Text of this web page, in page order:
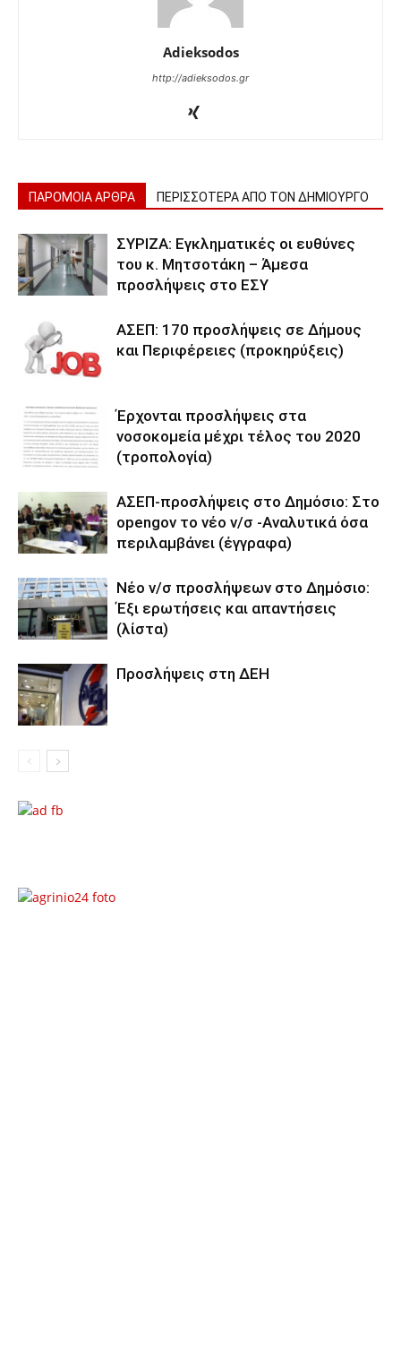
Adieksodos
http://adieksodos.gr
ΠΑΡΟΜΟΙΑ ΑΡΘΡΑ ΠΕΡΙΣΣΟΤΕΡΑ ΑΠΟ ΤΟΝ ΔΗΜΙΟΥΡΓΟ
ΣΥΡΙΖΑ: Εγκληματικές οι ευθύνες
του κ. Μητσοτάκη – Άμεσα
προσλήψεις στο ΕΣΥ
ΑΣΕΠ: 170 προσλήψεις σε Δήμους
και Περιφέρειες (προκηρύξεις)
Έρχονται προσλήψεις στα
νοσοκομεία μέχρι τέλος του 2020
(τροπολογία)
ΑΣΕΠ-προσλήψεις στο Δημόσιο: Στο
opengov το νέο ν/σ -Αναλυτικά όσα
περιλαμβάνει (έγγραφα)
Νέο ν/σ προσλήψεων στο Δημόσιο:
Έξι ερωτήσεις και απαντήσεις
(λίστα)
Προσλήψεις στη ΔΕΗ